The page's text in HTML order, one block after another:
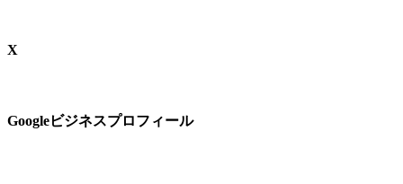
X
Googleビジネスプロフィール